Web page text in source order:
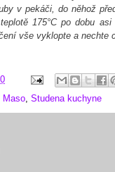
v pekáči, do něhož
175°C po dobu
vše vyklopte a nechte
Maso, Studena kuchyne